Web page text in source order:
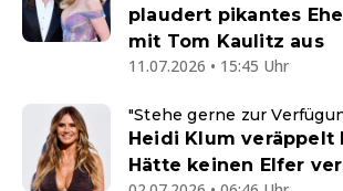
plaudert pikantes
mit Tom Kaulitz aus
11.07.2026 • 15:45 Uhr
"Stehe gerne zur
Heidi Klum veräppelt
Hätte keinen Elfer